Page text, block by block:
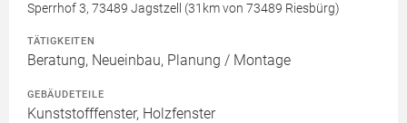
Sperrhof 3, 73489 Jagstzell (31km von 73489 Riesbürg)
TÄTIGKEITEN
Beratung, Neueinbau, Planung / Montage
GEBÄUDETEILE
Kunststofffenster, Holzfenster